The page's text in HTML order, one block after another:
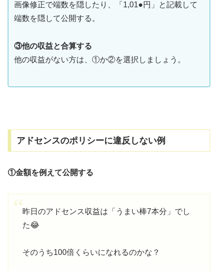
画像修正で端数を隠したり、「1,01●円」と記載して
端数を隠して公開する。
③他の収益と合算する
他の収益がない方は、①か②を選択しましょう。
アドセンスのポリシーに違反しない例
①金額を例えて公開する
昨日のアドセンス収益は「うまい棒7本分」でし
た😂
そのうち100倍くらいになれるのかな？